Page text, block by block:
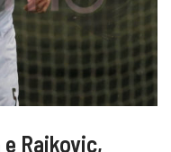
Rajkovic,